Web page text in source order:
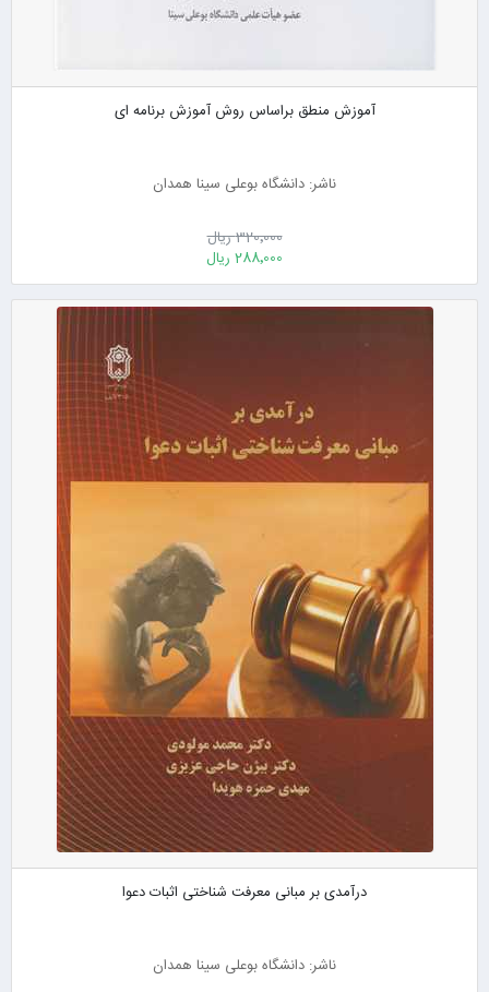
آموزش منطق براساس روش آموزش برنامه ای
ناشر: دانشگاه بوعلی سینا همدان
320٬000 ریال
288٬000 ریال
درآمدی بر مبانی معرفت شناختی اثبات دعوا
ناشر: دانشگاه بوعلی سینا همدان